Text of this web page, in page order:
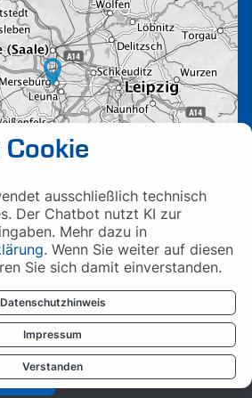
ausschließlich technisch
Der Chatbot nutzt KI zur
Mehr dazu in
. Wenn Sie weiter auf diesen
Sie sich damit einverstanden.
Datenschutzhinweis
Impressum
Verstanden
Linkedin